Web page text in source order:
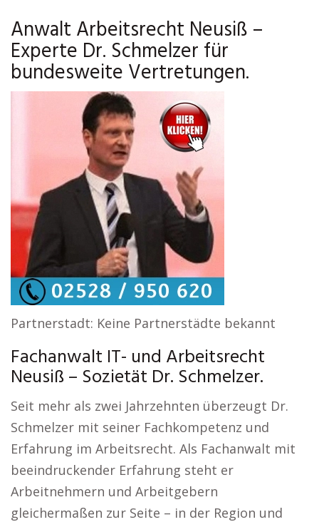
Anwalt Arbeitsrecht Neusiß –
Experte Dr. Schmelzer für
bundesweite Vertretungen.
Partnerstadt: Keine Partnerstädte bekannt
Fachanwalt IT- und Arbeitsrecht
Neusiß – Sozietät Dr. Schmelzer.
Seit mehr als zwei Jahrzehnten überzeugt Dr.
Schmelzer mit seiner Fachkompetenz und
Erfahrung im Arbeitsrecht. Als Fachanwalt mit
beeindruckender Erfahrung steht er
Arbeitnehmern und Arbeitgebern
gleichermaßen zur Seite – in der Region und